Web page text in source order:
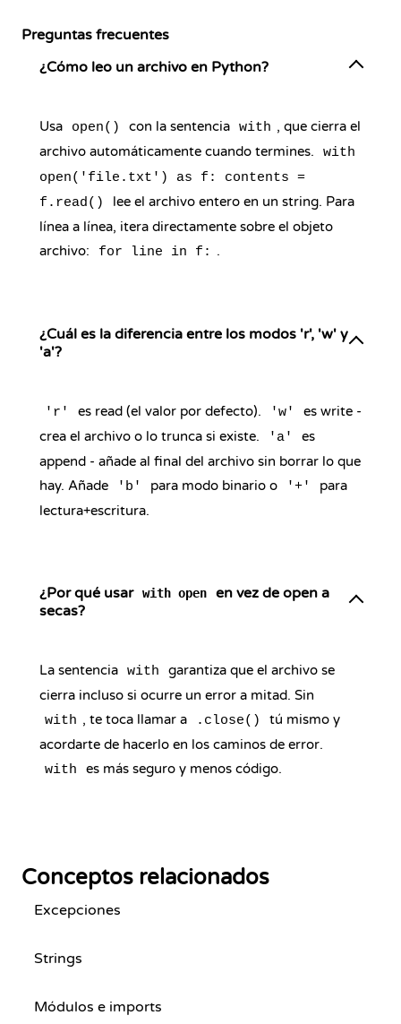
Preguntas frecuentes
¿Cómo leo un archivo en Python?
Usa open() con la sentencia with , que cierra el
archivo automáticamente cuando termines.
with
open('file.txt') as f: contents =
f.read()
lee el archivo entero en un string. Para
línea a línea, itera directamente sobre el objeto
archivo:
for line in f: .
¿Cuál es la diferencia entre los modos 'r', 'w' y
'a'?
'r' es read (el valor por defecto). 'w'
es write -
crea el archivo o lo trunca si existe.
'a'
es
append - añade al final del archivo sin borrar lo que
hay. Añade
'b' para modo binario o '+'
para
lectura+escritura.
¿Por qué usar with open
en vez de open a
secas?
La sentencia with
garantiza que el archivo se
cierra incluso si ocurre un error a mitad. Sin
with , te toca llamar a .close()
tú mismo y
acordarte de hacerlo en los caminos de error.
with es más seguro y menos código.
Conceptos relacionados
Excepciones
Strings
Módulos e imports